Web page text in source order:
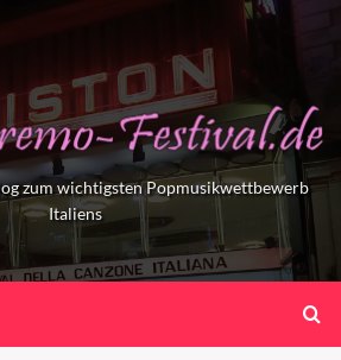
zum wichtigsten Popmusikwettbewerb
Italiens